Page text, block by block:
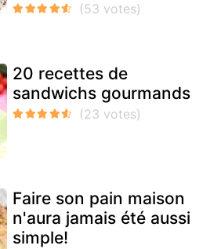
20 recettes de
sandwichs gourmands
Faire son pain maison
n'aura jamais été aussi
simple!